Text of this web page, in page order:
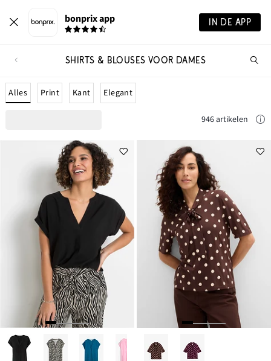
bonprix app IN DE APP
SHIRTS & BLOUSES VOOR DAMES
Alles Print Kant Elegant
946 artikelen